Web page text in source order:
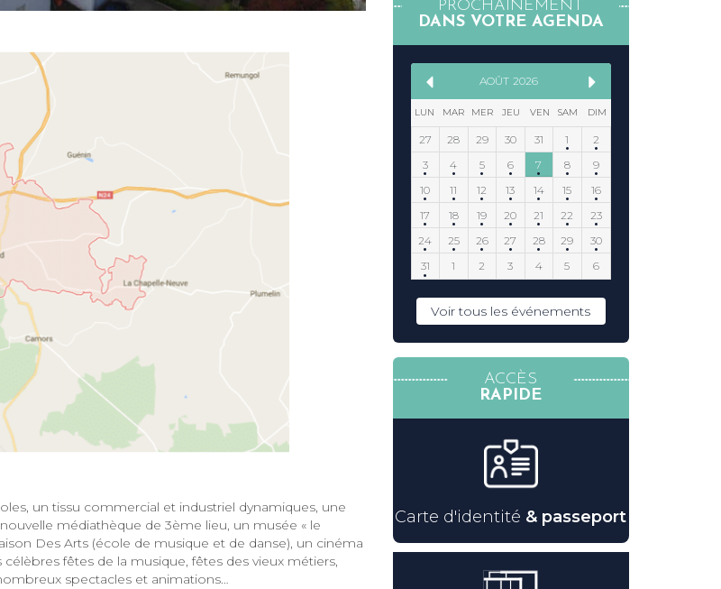
un tissu commercial et industriel dynamiques, une
médiathèque de 3ème lieu, un musée « le
Des Arts (école de musique et de danse), un cinéma
fêtes de la musique, fêtes des vieux métiers,
spectacles et animations…
PROCHAINEMENT
DANS VOTRE AGENDA
AOÛT 2026
LUN MAR MER JEU VEN SAM DIM
27 28 29 30 31 1
2
3
4 5 6 7 8
9
10
11 12 13 14 15
16
17
18 19 20 21 22
23
24
25 26 27 28 29
30
31
1 2 3 4 5 6
Voir tous les événements
ACCÈS
RAPIDE
Carte d'identité & passeport